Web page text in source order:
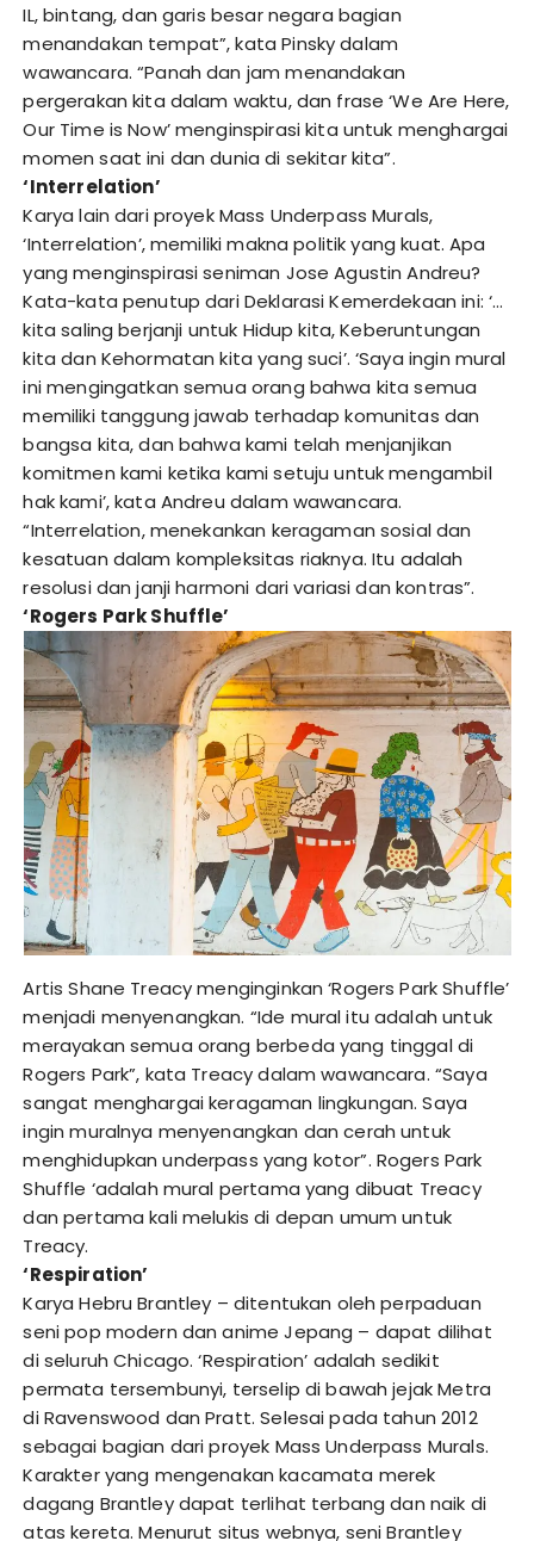
IL, bintang, dan garis besar negara bagian
menandakan tempat”, kata Pinsky dalam
wawancara. “Panah dan jam menandakan
pergerakan kita dalam waktu, dan frase ‘We Are Here,
Our Time is Now’ menginspirasi kita untuk menghargai
momen saat ini dan dunia di sekitar kita”.
‘Interrelation’
Karya lain dari proyek Mass Underpass Murals,
‘Interrelation’, memiliki makna politik yang kuat. Apa
yang menginspirasi seniman Jose Agustin Andreu?
Kata-kata penutup dari Deklarasi Kemerdekaan ini: ‘…
kita saling berjanji untuk Hidup kita, Keberuntungan
kita dan Kehormatan kita yang suci’. ‘Saya ingin mural
ini mengingatkan semua orang bahwa kita semua
memiliki tanggung jawab terhadap komunitas dan
bangsa kita, dan bahwa kami telah menjanjikan
komitmen kami ketika kami setuju untuk mengambil
hak kami’, kata Andreu dalam wawancara.
“Interrelation, menekankan keragaman sosial dan
kesatuan dalam kompleksitas riaknya. Itu adalah
resolusi dan janji harmoni dari variasi dan kontras”.
‘Rogers Park Shuffle’
Artis Shane Treacy menginginkan ‘Rogers Park Shuffle’
menjadi menyenangkan. “Ide mural itu adalah untuk
merayakan semua orang berbeda yang tinggal di
Rogers Park”, kata Treacy dalam wawancara. “Saya
sangat menghargai keragaman lingkungan. Saya
ingin muralnya menyenangkan dan cerah untuk
menghidupkan underpass yang kotor”. Rogers Park
Shuffle ‘adalah mural pertama yang dibuat Treacy
dan pertama kali melukis di depan umum untuk
Treacy.
‘Respiration’
Karya Hebru Brantley – ditentukan oleh perpaduan
seni pop modern dan anime Jepang – dapat dilihat
di seluruh Chicago. ‘Respiration’ adalah sedikit
permata tersembunyi, terselip di bawah jejak Metra
di Ravenswood dan Pratt. Selesai pada tahun 2012
sebagai bagian dari proyek Mass Underpass Murals.
Karakter yang mengenakan kacamata merek
dagang Brantley dapat terlihat terbang dan naik di
atas kereta. Menurut situs webnya, seni Brantley